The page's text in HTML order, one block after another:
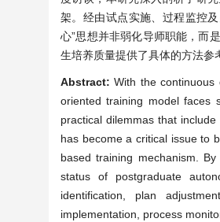
架。经由试点实施、过程监控
心”思想并非弱化导师职能，而
生培养质量提供了具体的方法参
Abstract:With the
oriented training model faces
practical dilemmas that
has become a critical issue to
based training mechanism.
status of postgraduate
identification, plan
implementation, process